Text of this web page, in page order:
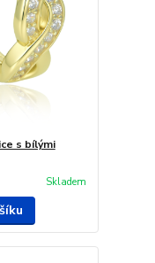
s bílými
Skladem